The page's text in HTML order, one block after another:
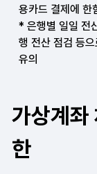
용카드 결제에 한
* 은행별 일일 전
행 전산 점검 등
유의
가상계좌
한